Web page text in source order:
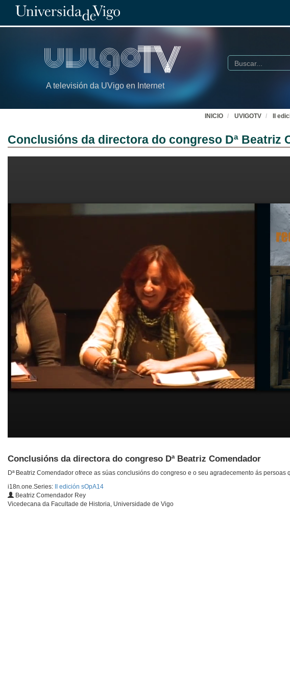
A televisión da UVigo en Internet
Buscar
INICIO UVIGOTV II
Conclusións da directora do congreso Dª Beatriz
Conclusións da directora do congreso Dª Beatriz Comendador
Dª Beatriz Comendador ofrece as súas conclusións do congreso e o seu agradecemento ás
i18n.one.Series:
II edición sOpA14
Beatriz Comendador Rey
Vicedecana da Facultade de Historia, Universidade de Vigo